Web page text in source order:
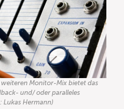
Monitor-Mix bietet das
und/ oder paralleles
Lukas Hermann)